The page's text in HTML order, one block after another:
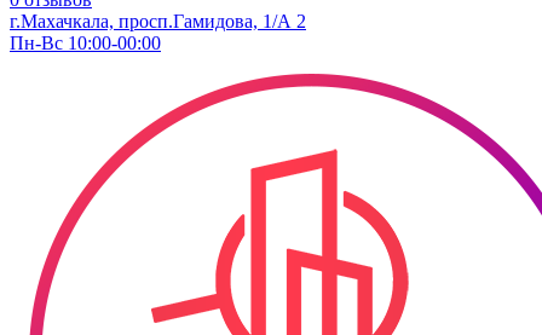
г.Махачкала, просп.Гамидова, 1/А 2
Пн-Вс 10:00-00:00